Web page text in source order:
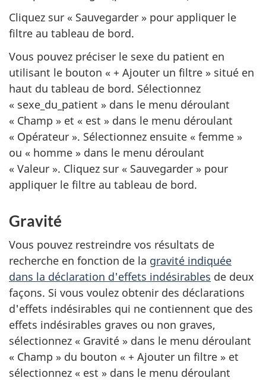
Cliquez sur « Sauvegarder » pour appliquer le
filtre au tableau de bord.
Vous pouvez préciser le sexe du patient en
utilisant le bouton « + Ajouter un filtre » situé en
haut du tableau de bord. Sélectionnez
« sexe_du_patient » dans le menu déroulant
« Champ » et « est » dans le menu déroulant
« Opérateur ». Sélectionnez ensuite « femme »
ou « homme » dans le menu déroulant
« Valeur ». Cliquez sur « Sauvegarder » pour
appliquer le filtre au tableau de bord.
Gravité
Vous pouvez restreindre vos résultats de
recherche en fonction de la gravité indiquée
dans la déclaration d'effets indésirables de deux
façons. Si vous voulez obtenir des déclarations
d'effets indésirables qui ne contiennent que des
effets indésirables graves ou non graves,
sélectionnez « Gravité » dans le menu déroulant
« Champ » du bouton « + Ajouter un filtre » et
sélectionnez « est » dans le menu déroulant